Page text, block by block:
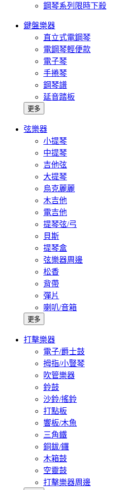
鋼琴系列限時下殺
鍵盤樂器
直立式電鋼琴
電鋼琴輕便款
電子琴
手捲琴
鋼琴譜
延音踏板
更多
弦樂器
小提琴
中提琴
吉他弦
大提琴
烏克麗麗
木吉他
電吉他
提琴弦/弓
貝斯
提琴盒
弦樂器周邊
松香
背帶
彈片
喇叭/音箱
更多
打擊樂器
電子/爵士鼓
拇指/小豎琴
吹管樂器
鈴鼓
沙鈴/搖鈴
打點板
響板/木魚
三角鐵
銅鈸/鑼
木箱鼓
空靈鼓
打擊樂器周邊